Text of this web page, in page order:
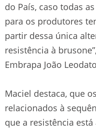
do País, caso todas
para os produtores
partir dessa única
resistência à
Embrapa João
Maciel destaca, que
relacionados à
que a resistência